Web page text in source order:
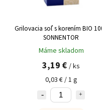
Grilovacia soľ s korením BIO
SONNENTOR
Máme skladom
3,19 € / ks
0,03 € / 1 g